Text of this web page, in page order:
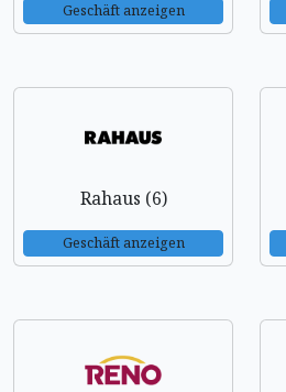
Geschäft anzeigen
Rahaus (6)
Geschäft anzeigen